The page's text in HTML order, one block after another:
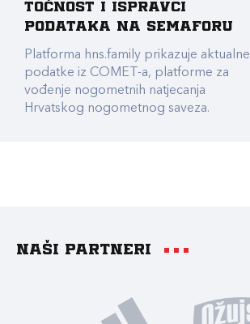
točnost i ispravci
podataka na Semaforu
Platforma hns.family prikazuje aktualne
podatke iz COMET-a, platforme za
vođenje nogometnih natjecanja
Hrvatskog nogometnog saveza.
Naši partneri